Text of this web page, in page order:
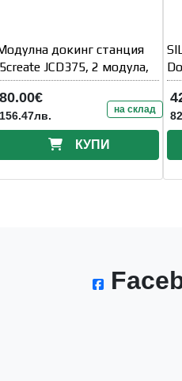
докинг станция
JCD375, 2 модула,
80.00€
156.47лв. на склад
КУПИ